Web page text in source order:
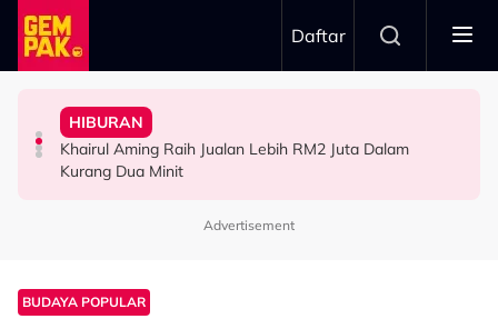
Skip to main content
Daftar
HIBURAN
Imran Aqil Kongsi Detik Sukar Isteri Ketika Berpantang -
“Waktu Itu Aku Tiada, Pergi Nepal Naik Gunung 10
HIBURAN
Khairul Aming Raih Jualan Lebih RM2 Juta Dalam
Kurang Dua Minit
HIBURAN
“Ada Yang Datang Menyapa, Teresak-Esak Menangis…”
- Noraniza Idris
SELEBRITI
“Biarlah Mereka Yang Pilih” - Jinggo Nasihat Ibu Bapa
Jangan Terlalu Campuri Urusan Rumah Tangga Anak
Advertisement
BUDAYA POPULAR